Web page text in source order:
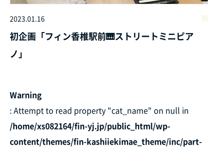
2023.01.16
初企画「フィン香椎駅前🎹ストリートミニピア
ノ」
Warning
: Attempt to read property "cat_name" on null in
/home/xs082164/fin-yj.jp/public_html/wp-
content/themes/fin-kashiiekimae_theme/inc/part-